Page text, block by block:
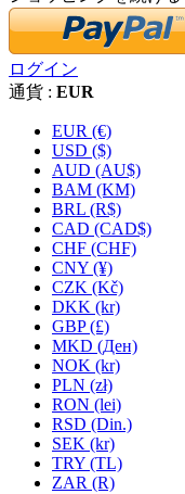
ログイン
通貨 : EUR
EUR (€)
USD ($)
AUD (AU$)
BAM (KM)
BRL (R$)
CAD (CAD$)
CHF (CHF)
CNY (¥)
CZK (Kč)
DKK (kr)
GBP (£)
MKD (Ден)
NOK (kr)
PLN (zł)
RON (lei)
RSD (Din.)
SEK (kr)
TRY (TL)
ZAR (R)